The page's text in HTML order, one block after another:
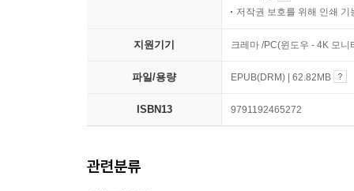
저작권 보호를 위해 인쇄 기
지원기기 크레마 /PC(윈도우 - 4K 모
파일/용량 EPUB(DRM) | 62.82MB
ISBN13 9791192465272
관련분류